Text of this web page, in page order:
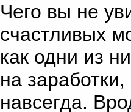
Чего вы не
счастливых
как одни из
на
навсегда.